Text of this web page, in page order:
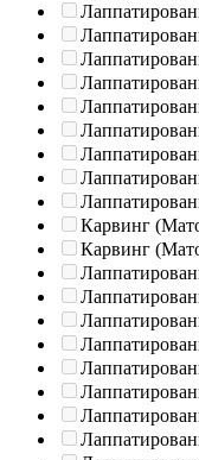
Карвинг
Карвинг